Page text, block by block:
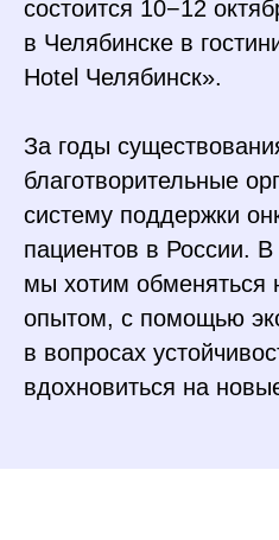
состоится 10−12
в Челябинске в
Hotel Челябинск».
За годы
благотворительные
систему поддержки
пациентов в России.
мы хотим обменяться
опытом, с помощью
в вопросах
вдохновиться на